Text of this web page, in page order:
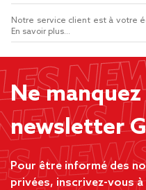
Notre service client est à votre
En savoir plus...
Ne manquez
newsletter
Pour être informé des
privées, inscrivez-vous